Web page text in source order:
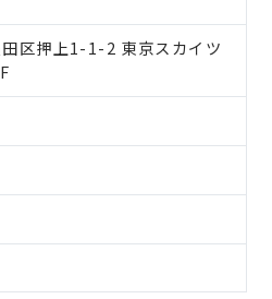
区押上1-1-2 東京スカイツ